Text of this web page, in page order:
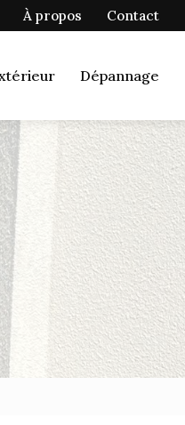
À propos Contact
Dépannage